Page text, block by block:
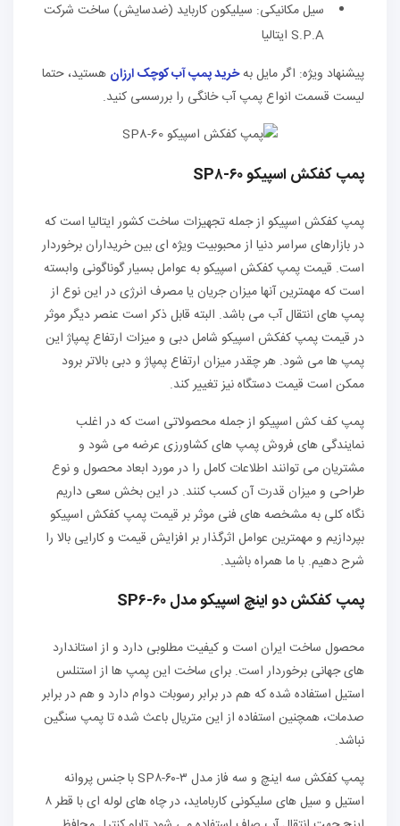
سیل مکانیکی: سیلیکون کارباید (ضدسایش) ساخت شرکت
S.P.A ایتالیا
پیشنهاد ویژه: اگر مایل بهخریدپمپ آب کوچک ارزان هستید، حتما
لیست قسمت انواع پمپ آب خانگی را بررسسی کنید.
پمپ کفکش اسپیکو SP۸-۶۰
پمپ کفکش اسپیکو از جمله تجهیزات ساخت کشور ایتالیا است که
در بازارهای سراسر دنیا از محبوبیت ویژه ای بین خریداران برخوردار
است. قیمت پمپ کفکش اسپیکو به عوامل بسیار گوناگونی وابسته
است که مهمترین آنها میزان جریان یا مصرف انرژی در این نوع از
پمپ های انتقال آب می باشد. البته قابل ذکر است عنصر دیگر موثر
در قیمت پمپ کفکش اسپیکو شامل دبی و میزات ارتفاع پمپاژ این
پمپ ها می شود. هر چقدر میزان ارتفاع پمپاژ و دبی بالاتر برود
ممکن است قیمت دستگاه نیز تغییر کند.
پمپ کف کش اسپیکو از جمله محصولاتی است که در اغلب
نمایندگی های فروش پمپ های کشاورزی عرضه می شود و
مشتریان می توانند اطلاعات کامل را در مورد ابعاد محصول و نوع
طراحی و میزان قدرت آن کسب کنند. در این بخش سعی داریم
نگاه کلی به مشخصه های فنی موثر بر قیمت پمپ کفکش اسپیکو
بپردازیم و مهمترین عوامل اثرگذار بر افزایش قیمت و کارایی بالا را
شرح دهیم. با ما همراه باشید.
پمپ کفکش دو اینچ اسپیکو مدل SP۶-۶۰
محصول ساخت ایران است و کیفیت مطلوبی دارد و از استاندارد
های جهانی برخوردار است. برای ساخت این پمپ ها از استنلس
استیل استفاده شده که هم در برابر رسوبات دوام دارد و هم در برابر
صدمات، همچنین استفاده از این متریال باعث شده تا پمپ سنگین
نباشد.
پمپ کفکش سه اینچ و سه فاز مدل SP۸-۶۰-۳ با جنس پروانه
استیل و سیل های سلیکونی کارباماید، در چاه های لوله ای با قطر ۸